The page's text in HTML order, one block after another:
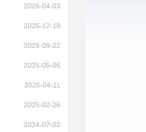
2026-04-03
2025-12-18
2025-09-22
2025-05-06
2025-04-11
2025-02-26
2024-07-02